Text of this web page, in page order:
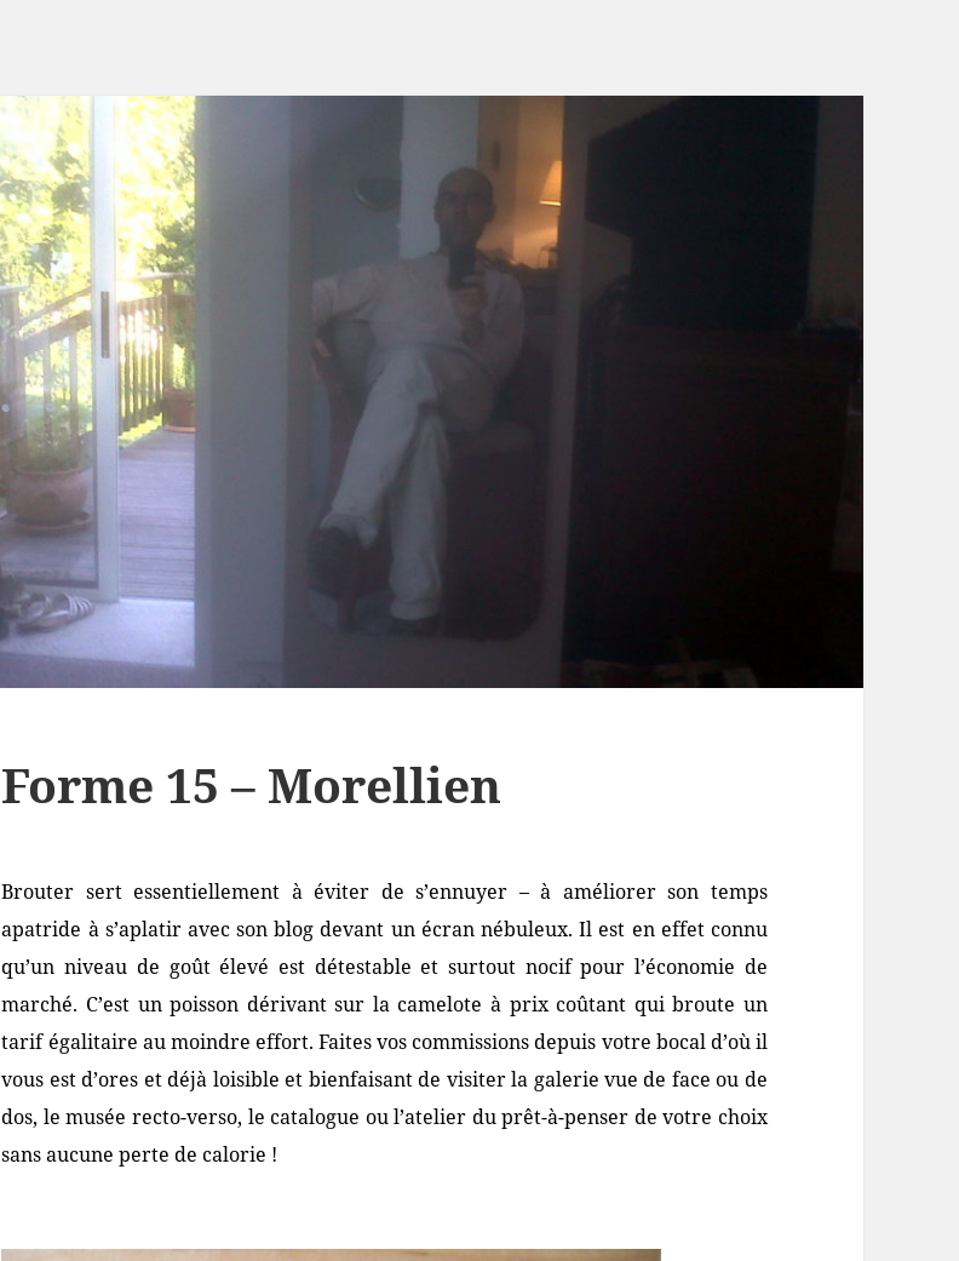
Forme 15 – Morellien
Brouter sert essentiellement à éviter de s’ennuyer – à améliorer son temps
apatride à s’aplatir avec son blog devant un écran nébuleux. Il est en effet connu
qu’un niveau de goût élevé est détestable et surtout nocif pour l’économie de
marché. C’est un poisson dérivant sur la camelote à prix coûtant qui broute un
tarif égalitaire au moindre effort. Faites vos commissions depuis votre bocal d’où il
vous est d’ores et déjà loisible et bienfaisant de visiter la galerie vue de face ou de
dos, le musée recto-verso, le catalogue ou l’atelier du prêt-à-penser de votre choix
sans aucune perte de calorie !